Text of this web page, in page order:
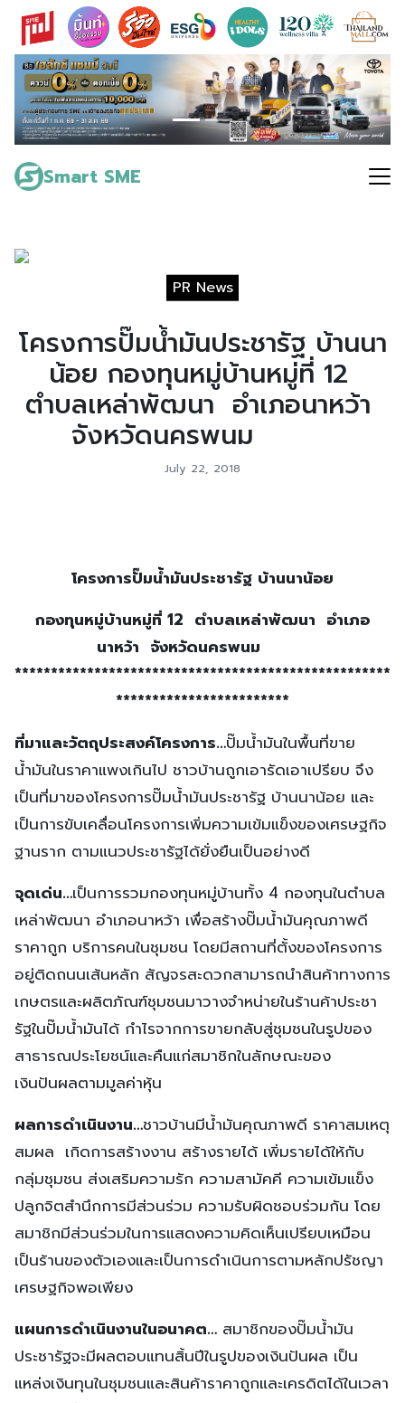
Skip
content
Smart SME
Search
for:
PR News
โครงการปั๊มน้ำมันประชารัฐ บ้านนา
น้อย กองทุนหมู่บ้านหมู่ที่ 12
ตำบลเหล่าพัฒนา อำเภอนาหว้า
จังหวัดนครพนม
July 22, 2018
โครงการปั๊มน้ำมันประชารัฐ บ้านนาน้อย
กองทุนหมู่บ้านหมู่ที่ 12 ตำบลเหล่าพัฒนา อำเภอ
นาหว้า จังหวัดนครพนม
****************************************************
************************
ที่มาและวัตถุประสงค์โครงการ…ปั๊มน้ำมันในพื้นที่ขาย
น้ำมันในราคาแพงเกินไป ชาวบ้านถูกเอารัดเอาเปรียบ จึง
เป็นที่มาของโครงการปั๊มน้ำมันประชารัฐ บ้านนาน้อย และ
เป็นการขับเคลื่อนโครงการเพิ่มความเข้มแข็งของเศรษฐกิจ
ฐานราก ตามแนวประชารัฐได้ยั่งยืนเป็นอย่างดี
จุดเด่น…เป็นการรวมกองทุนหมู่บ้านทั้ง 4 กองทุนในตำบล
เหล่าพัฒนา อำเภอนาหว้า เพื่อสร้างปั๊มน้ำมันคุณภาพดี
ราคาถูก บริการคนในชุมชน โดยมีสถานที่ตั้งของโครงการ
อยู่ติดถนนเส้นหลัก สัญจรสะดวกสามารถนำสินค้าทางการ
เกษตรและผลิตภัณฑ์ชุมชนมาวางจำหน่ายในร้านค้าประชา
รัฐในปั๊มน้ำมันได้ กำไรจากการขายกลับสู่ชุมชนในรูปของ
สาธารณประโยชน์และคืนแก่สมาชิกในลักษณะของ
เงินปันผลตามมูลค่าหุ้น
ผลการดำเนินงาน…ชาวบ้านมีน้ำมันคุณภาพดี ราคาสมเหตุ
สมผล เกิดการสร้างงาน สร้างรายได้ เพิ่มรายได้ให้กับ
กลุ่มชุมชน ส่งเสริมความรัก ความสามัคคี ความเข้มแข็ง
ปลูกจิตสำนึกการมีส่วนร่วม ความรับผิดชอบร่วมกัน โดย
สมาชิกมีส่วนร่วมในการแสดงความคิดเห็นเปรียบเหมือน
เป็นร้านของตัวเองและเป็นการดำเนินการตามหลักปรัชญา
เศรษฐกิจพอเพียง
แผนการดำเนินงานในอนาคต… สมาชิกของปั๊มน้ำมัน
ประชารัฐจะมีผลตอบแทนสิ้นปีในรูปของเงินปันผล เป็น
แหล่งเงินทุนในชุมชนและสินค้าราคาถูกและเครดิตได้ในเวลา